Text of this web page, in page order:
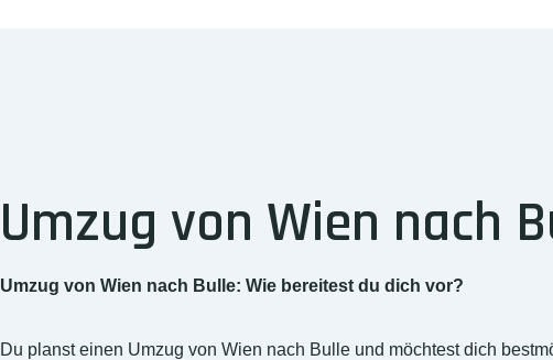
Umzug von Wien nach
Umzug von Wien nach Bulle: Wie bereitest du dich vor?
Du planst einen Umzug von Wien nach Bulle und möchtest dich